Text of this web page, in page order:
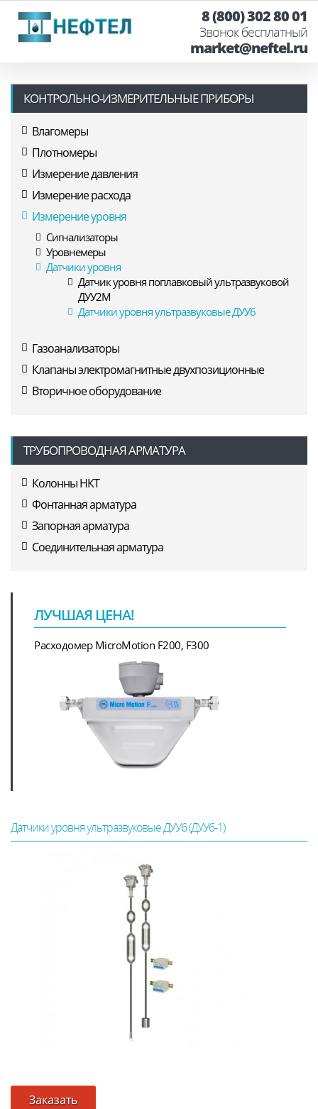
8 (800) 302 80 01
Звонок бесплатный
market@neftel.ru
КОНТРОЛЬНО-ИЗМЕРИТЕЛЬНЫЕ ПРИБОРЫ
Влагомеры
Плотномеры
Измерение давления
Измерение расхода
Измерение уровня
Сигнализаторы
Уровнемеры
Датчики уровня
Датчик уровня поплавковый ультразвуковой
ДУУ2М
Датчики уровня ультразвуковые ДУУ6
Газоанализаторы
Клапаны электромагнитные двухпозиционные
Вторичное оборудование
ТРУБОПРОВОДНАЯ АРМАТУРА
Колонны НКТ
Фонтанная арматура
Запорная арматура
Соединительная арматура
ЛУЧШАЯ ЦЕНА!
Расходомер MicroMotion F200, F300
Датчики уровня ультразвуковые ДУУ6 (ДУУ6-1)
Заказать